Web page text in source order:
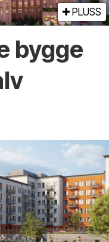
PLUSS
bygge